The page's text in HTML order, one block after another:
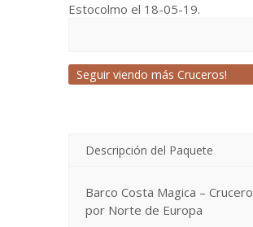
Estocolmo el 18-05-19.
Seguir viendo más Cruceros!
Descripción del Paquete
Barco Costa Magica – Crucero
por Norte de Europa